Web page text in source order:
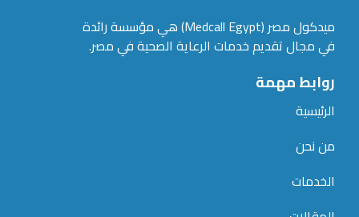
ميدكول مصر (Medcall Egypt) هي مؤسسة رائدة
في مجال تقديم خدمات الرعاية الصحية في مصر.
روابط مهمة
الرئيسية
من نحن
الخدمات